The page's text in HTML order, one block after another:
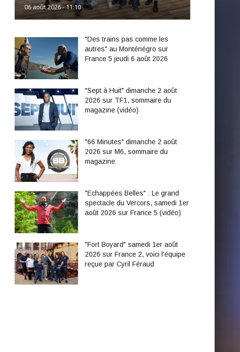
06 août 2026 - 11:10
"Des trains pas comme les
autres" au Monténégro sur
France 5 jeudi 6 août 2026
"Sept à Huit" dimanche 2 août
2026 sur TF1, sommaire du
magazine (vidéo)
"66 Minutes" dimanche 2 août
2026 sur M6, sommaire du
magazine
"Echappées Belles" : Le grand
spectacle du Vercors, samedi 1er
août 2026 sur France 5 (vidéo)
"Fort Boyard" samedi 1er août
2026 sur France 2, voici l'équipe
reçue par Cyril Féraud